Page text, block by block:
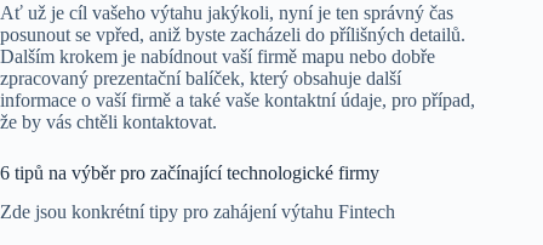
Ať už je cíl vašeho výtahu jakýkoli, nyní je ten správný čas
posunout se vpřed, aniž byste zacházeli do přílišných detailů.
Dalším krokem je nabídnout vaší firmě mapu nebo dobře
zpracovaný prezentační balíček, který obsahuje další
informace o vaší firmě a také vaše kontaktní údaje, pro případ,
že by vás chtěli kontaktovat.
6 tipů na výběr pro začínající technologické firmy
Zde jsou konkrétní tipy pro zahájení výtahu Fintech